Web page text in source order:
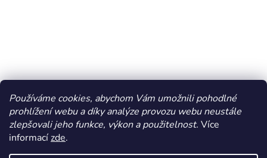
Používáme cookies, abychom Vám umožnili pohodlné
prohlížení webu a díky analýze provozu webu neustále
zlepšovali jeho funkce, výkon a použitelnost. Více
informacízde.